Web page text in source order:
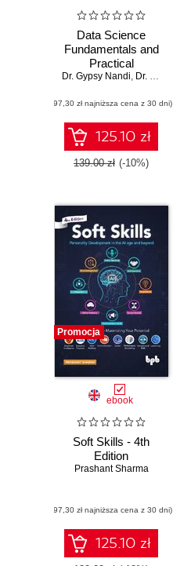
Data Science
Fundamentals and
Practical
Approaches - 2nd
Dr. Gypsy Nandi, Dr. Rupam Kumar Sharma
(97,30 zł najniższa cena z 30 dni)
125.10 zł
139.00 zł (-10%)
Promocja
ebook
Soft Skills - 4th
Edition
Prashant Sharma
(97,30 zł najniższa cena z 30 dni)
125.10 zł